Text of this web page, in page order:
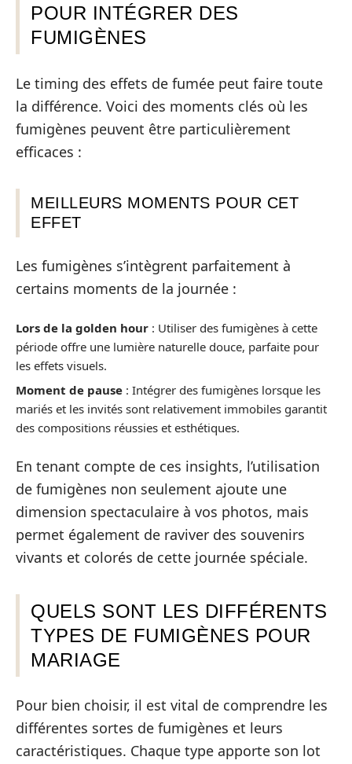
POUR INTÉGRER DES
FUMIGÈNES
Le timing des effets de fumée peut faire toute
la différence. Voici des moments clés où les
fumigènes peuvent être particulièrement
efficaces :
MEILLEURS MOMENTS POUR CET
EFFET
Les fumigènes s’intègrent parfaitement à
certains moments de la journée :
Lors de la golden hour : Utiliser des fumigènes à cette
période offre une lumière naturelle douce, parfaite pour
les effets visuels.
Moment de pause : Intégrer des fumigènes lorsque les
mariés et les invités sont relativement immobiles garantit
des compositions réussies et esthétiques.
En tenant compte de ces insights, l’utilisation
de fumigènes non seulement ajoute une
dimension spectaculaire à vos photos, mais
permet également de raviver des souvenirs
vivants et colorés de cette journée spéciale.
QUELS SONT LES DIFFÉRENTS
TYPES DE FUMIGÈNES POUR
MARIAGE
Pour bien choisir, il est vital de comprendre les
différentes sortes de fumigènes et leurs
caractéristiques. Chaque type apporte son lot